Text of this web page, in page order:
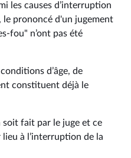
les causes d’interruption
le prononcé d'un jugement
fou" n’ont pas été
d’âge, de
constituent déjà le
soit fait par le juge et ce
à l’interruption de la